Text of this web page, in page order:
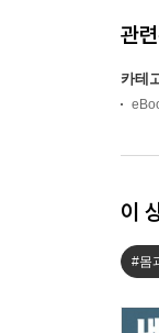
관
카테
이
#몸